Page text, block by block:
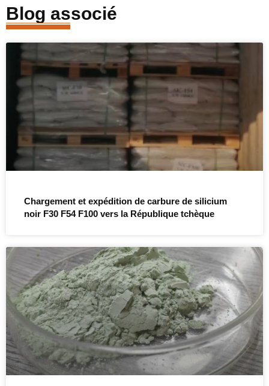
Blog associé
Chargement et expédition de carbure de silicium
noir F30 F54 F100 vers la République tchèque